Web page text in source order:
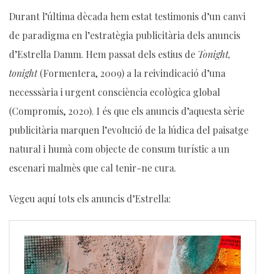
Durant l’última dècada hem estat testimonis d’un canvi
de paradigma en l’estratègia publicitària dels anuncis
d’Estrella Damm. Hem passat dels estius de Tonight,
tonight(Formentera, 2009) a la reivindicació d’una
necesssària i urgent consciència ecològica global
(Compromís, 2020). I és que els anuncis d’aquesta sèrie
publicitària marquen l’evolució de la lúdica del paisatge
natural i humà com objecte de consum turístic a un
escenari malmès que cal tenir-ne cura.
Vegeu aquí tots els anuncis d’Estrella: